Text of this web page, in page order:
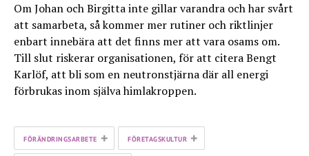
Om Johan och Birgitta inte gillar varandra och har svårt
att samarbeta, så kommer mer rutiner och riktlinjer
enbart innebära att det finns mer att vara osams om.
Till slut riskerar organisationen, för att citera Bengt
Karlöf, att bli som en neutronstjärna där all energi
förbrukas inom själva himlakroppen.
FÖRÄNDRINGSARBETE + FÖRETAGSKULTUR +